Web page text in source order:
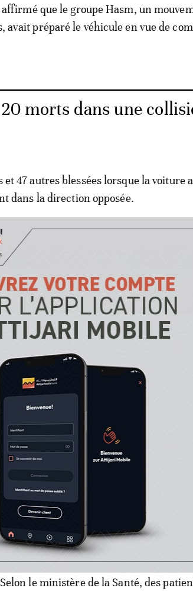
que le groupe Hasm, un
préparé le véhicule en vue de
morts dans une
47 autres blessées lorsque la voiture
dans la direction opposée.
al-Sissi a décrit l'explosion comme
au peuple égyptien et aux
terroriste», a déclaré le président
du kamikaze
matin au Caire, devant le principal
a été endommagée, témoignant
le ministère de la Santé, des